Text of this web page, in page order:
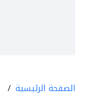
الصفحة الرئيسية